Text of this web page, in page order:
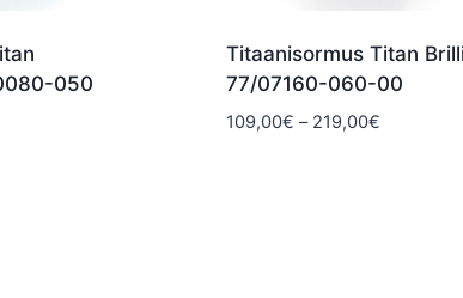
050
Titaanisormus Titan
77/07160-060-00
109,00€ – 219,00€